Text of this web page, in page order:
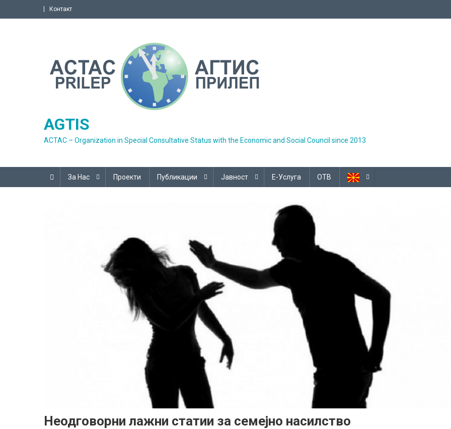
to
Контакт
AGTIS
ACTAC – Organization in Special Consultative Status with the Economic and Social Council since 2013
За Нас Проекти Публикации Јавност Е-Услуга ОТВ
Неодговорни лажни статии за семејно насилство